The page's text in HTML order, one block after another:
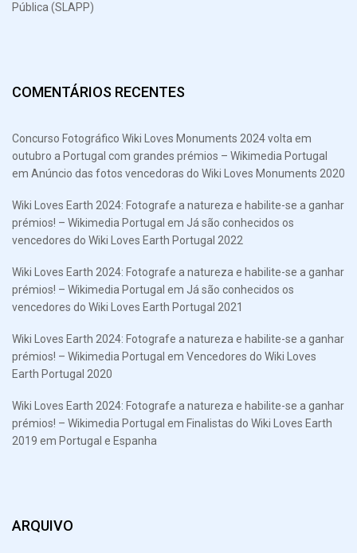
Pública (SLAPP)
COMENTÁRIOS RECENTES
Concurso Fotográfico Wiki Loves Monuments 2024 volta em
outubro a Portugal com grandes prémios – Wikimedia Portugal
em Anúncio das fotos vencedoras do Wiki Loves Monuments 2020
Wiki Loves Earth 2024: Fotografe a natureza e habilite-se a ganhar
prémios! – Wikimedia Portugal em Já são conhecidos os
vencedores do Wiki Loves Earth Portugal 2022
Wiki Loves Earth 2024: Fotografe a natureza e habilite-se a ganhar
prémios! – Wikimedia Portugal em Já são conhecidos os
vencedores do Wiki Loves Earth Portugal 2021
Wiki Loves Earth 2024: Fotografe a natureza e habilite-se a ganhar
prémios! – Wikimedia Portugal em Vencedores do Wiki Loves
Earth Portugal 2020
Wiki Loves Earth 2024: Fotografe a natureza e habilite-se a ganhar
prémios! – Wikimedia Portugal em Finalistas do Wiki Loves Earth
2019 em Portugal e Espanha
ARQUIVO